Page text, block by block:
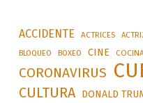
ACCIDENTE ACTRICES
BLOQUEO BOXEO CINE
CORONAVIRUS
CULTURA DONALD